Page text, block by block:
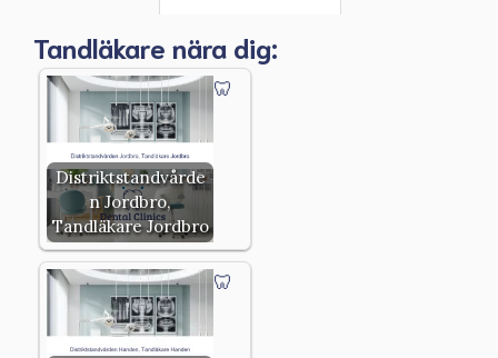
Tandläkare nära dig:
Distriktstandvårde
n Jordbro,
Tandläkare Jordbro